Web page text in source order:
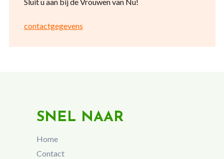
contactgegevens
SNEL NAAR
Home
Contact